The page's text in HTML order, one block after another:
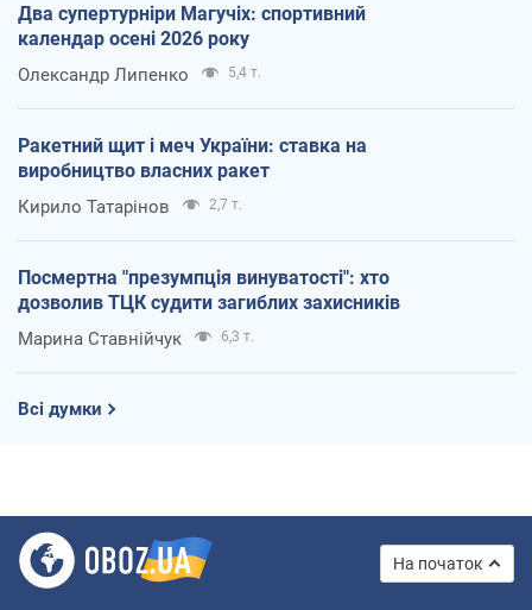
Два супертурніри Магучіх: спортивний
календар осені 2026 року
Олександр Липенко 5,4 т.
Ракетний щит і меч України: ставка на
виробництво власних ракет
Кирило Татарінов 2,7 т.
Посмертна "презумпція винуватості": хто
дозволив ТЦК судити загиблих захисників
Марина Ставнійчук 6,3 т.
Всі думки
На початок